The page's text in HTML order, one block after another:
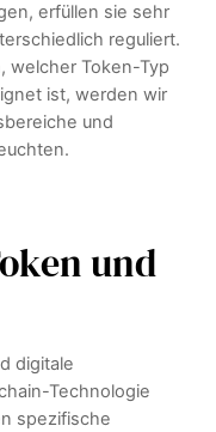
erfüllen sie sehr
reguliert.
welcher Token-Typ
ist, werden wir
und
und
digitale
Technologie
spezifische